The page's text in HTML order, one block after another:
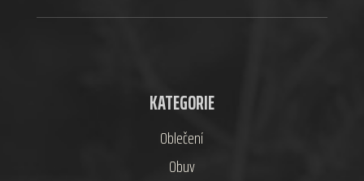
KATEGORIE
Oblečení
Obuv